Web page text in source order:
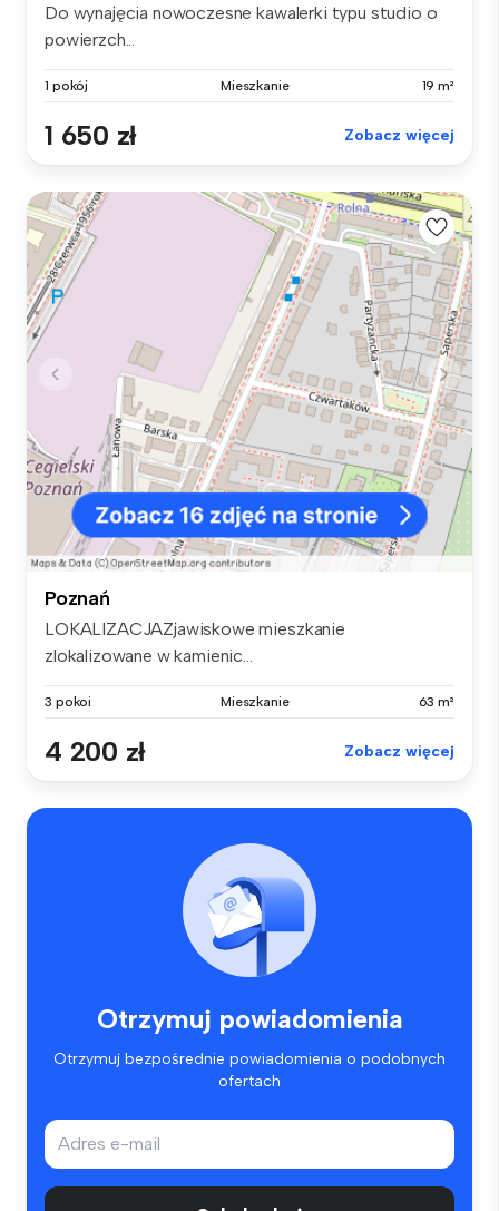
Do wynajęcia nowoczesne kawalerki typu studio o
powierzch...
1 pokój Mieszkanie 19 m²
1 650 zł Zobacz więcej
Poznań
LOKALIZACJAZjawiskowe mieszkanie
zlokalizowane w kamienic...
3 pokoi Mieszkanie 63 m²
4 200 zł Zobacz więcej
Otrzymuj powiadomienia
Otrzymuj bezpośrednie powiadomienia o podobnych
ofertach